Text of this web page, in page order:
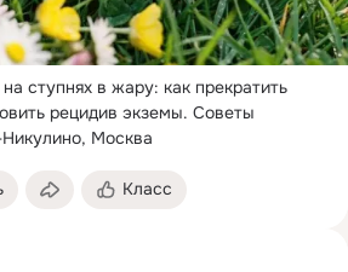
ступнях в жару: как прекратить
рецидив экземы. Советы
Москва
Класс